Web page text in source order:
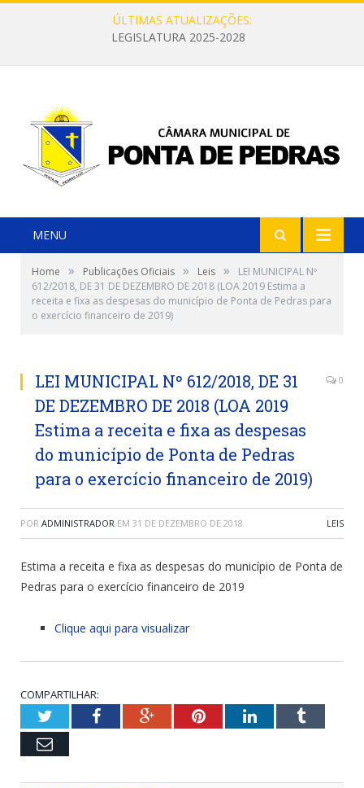
ÚLTIMAS ATUALIZAÇÕES:
LEGISLATURA 2025-2028
MENU
Home » Publicações Oficiais » Leis »
LEI MUNICIPAL Nº
612/2018, DE 31 DE DEZEMBRO DE 2018 (LOA 2019 Estima a
receita e fixa as despesas do município de Ponta de Pedras para
o exercício financeiro de 2019)
LEI MUNICIPAL Nº 612/2018, DE 31
DE DEZEMBRO DE 2018 (LOA 2019
Estima a receita e fixa as despesas
do município de Ponta de Pedras
para o exercício financeiro de 2019)
0
POR ADMINISTRADOR EM 31 DE DEZEMBRO DE 2018 LEIS
Estima a receita e fixa as despesas do município de Ponta de
Pedras para o exercício financeiro de 2019
Clique aqui para visualizar
COMPARTILHAR:
TwitterFacebookGoogle+PinterestLinkedInTumblr
Email